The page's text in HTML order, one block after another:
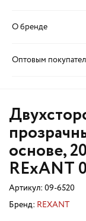
О бренде
Оптовым
основе,
RExANT
Артикул: 09-6520
Бренд: REXANT